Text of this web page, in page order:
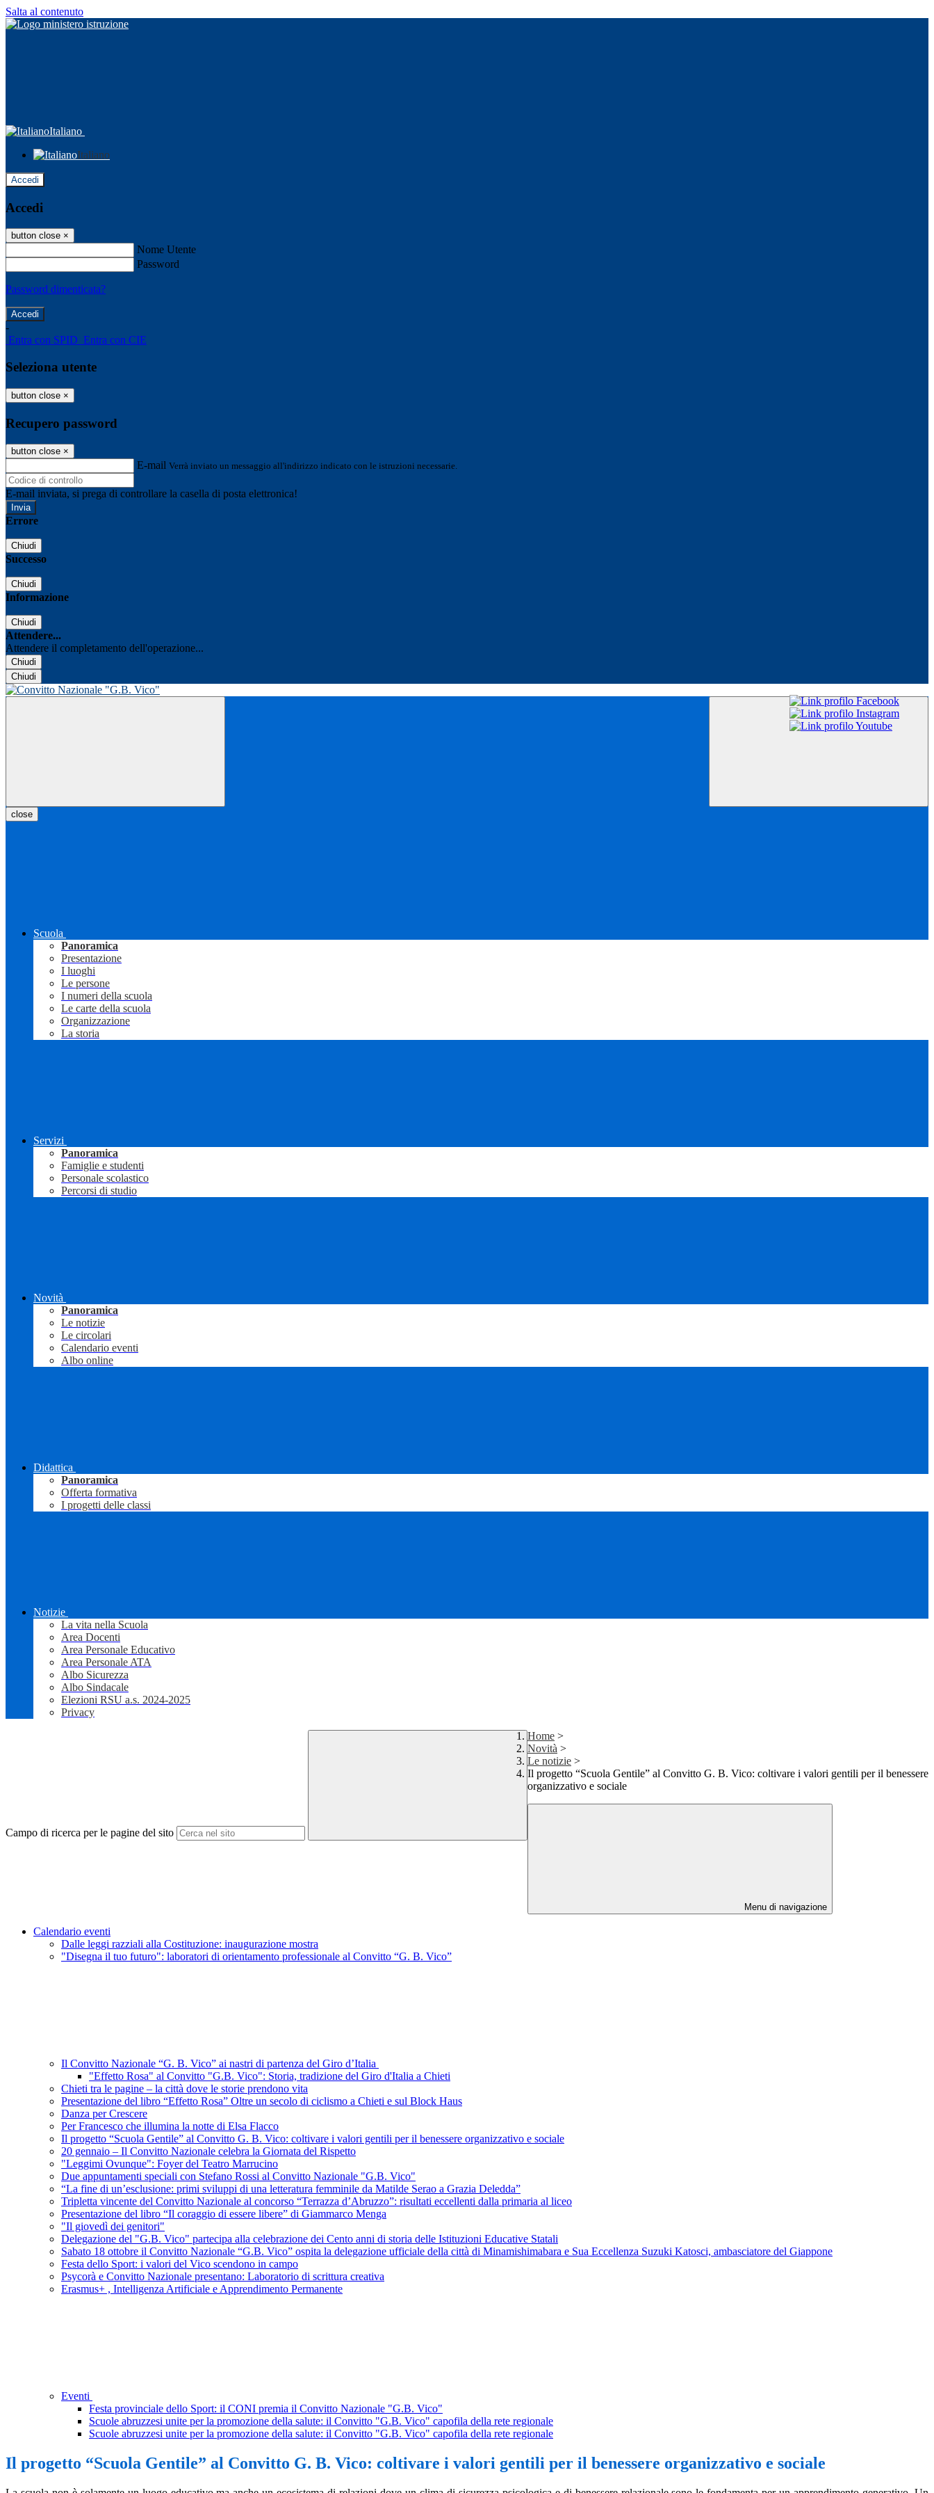
Salta al contenuto
Italiano
Italiano
Accedi
Accedi
button close ×
Nome Utente
Password
Password dimenticata?
-
Entra con SPID Entra con CIE
Seleziona utente
button close ×
Recupero password
button close ×
E-mail Verrà inviato un messaggio all'indirizzo indicato con le istruzioni necessarie.
E-mail inviata, si prega di controllare la casella di posta elettronica!
Errore
Chiudi
Successo
Chiudi
Informazione
Chiudi
Attendere...
Attendere il completamento dell'operazione...
Chiudi
Chiudi
close
Scuola
Panoramica
Presentazione
I luoghi
Le persone
I numeri della scuola
Le carte della scuola
Organizzazione
La storia
Servizi
Panoramica
Famiglie e studenti
Personale scolastico
Percorsi di studio
Novità
Panoramica
Le notizie
Le circolari
Calendario eventi
Albo online
Didattica
Panoramica
Offerta formativa
I progetti delle classi
Notizie
La vita nella Scuola
Area Docenti
Area Personale Educativo
Area Personale ATA
Albo Sicurezza
Albo Sindacale
Elezioni RSU a.s. 2024-2025
Privacy
Campo di ricerca per le pagine del sito
Home >
Novità >
Le notizie >
Il progetto “Scuola Gentile” al Convitto G. B. Vico: coltivare i valori gentili per il benessere
organizzativo e sociale
Menu di navigazione
Calendario eventi
Dalle leggi razziali alla Costituzione: inaugurazione mostra
"Disegna il tuo futuro": laboratori di orientamento professionale al Convitto “G. B. Vico”
Il Convitto Nazionale “G. B. Vico” ai nastri di partenza del Giro d’Italia
"Effetto Rosa" al Convitto "G.B. Vico": Storia, tradizione del Giro d'Italia a Chieti
Chieti tra le pagine – la città dove le storie prendono vita
Presentazione del libro “Effetto Rosa” Oltre un secolo di ciclismo a Chieti e sul Block Haus
Danza per Crescere
Per Francesco che illumina la notte di Elsa Flacco
Il progetto “Scuola Gentile” al Convitto G. B. Vico: coltivare i valori gentili per il benessere organizzativo e sociale
20 gennaio – Il Convitto Nazionale celebra la Giornata del Rispetto
"Leggimi Ovunque": Foyer del Teatro Marrucino
Due appuntamenti speciali con Stefano Rossi al Convitto Nazionale "G.B. Vico"
“La fine di un’esclusione: primi sviluppi di una letteratura femminile da Matilde Serao a Grazia Deledda”
Tripletta vincente del Convitto Nazionale al concorso “Terrazza d’Abruzzo”: risultati eccellenti dalla primaria al liceo
Presentazione del libro “Il coraggio di essere libere” di Giammarco Menga
"Il giovedì dei genitori"
Delegazione del "G.B. Vico" partecipa alla celebrazione dei Cento anni di storia delle Istituzioni Educative Statali
Sabato 18 ottobre il Convitto Nazionale “G.B. Vico” ospita la delegazione ufficiale della città di Minamishimabara e Sua Eccellenza Suzuki Katosci, ambasciatore del Giappone
Festa dello Sport: i valori del Vico scendono in campo
Psycorà e Convitto Nazionale presentano: Laboratorio di scrittura creativa
Erasmus+ , Intelligenza Artificiale e Apprendimento Permanente
Eventi
Festa provinciale dello Sport: il CONI premia il Convitto Nazionale "G.B. Vico"
Scuole abruzzesi unite per la promozione della salute: il Convitto "G.B. Vico" capofila della rete regionale
Scuole abruzzesi unite per la promozione della salute: il Convitto "G.B. Vico" capofila della rete regionale
Il progetto “Scuola Gentile” al Convitto G. B. Vico: coltivare i valori gentili per il benessere organizzativo e sociale